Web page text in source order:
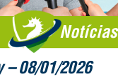
Notícias
– 08/01/2026